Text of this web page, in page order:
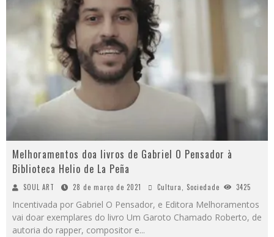
Melhoramentos doa livros de Gabriel O Pensador à
Biblioteca Helio de La Peña
SOUL ART 28 de março de 2021 Cultura, Sociedade 3425
Incentivada por Gabriel O Pensador, e Editora Melhoramentos
vai doar exemplares do livro Um Garoto Chamado Roberto, de
autoria do rapper, compositor e...